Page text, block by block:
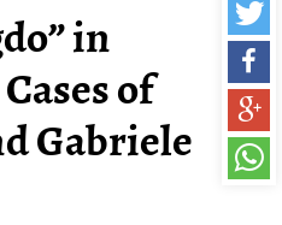
in
of
Gabriele